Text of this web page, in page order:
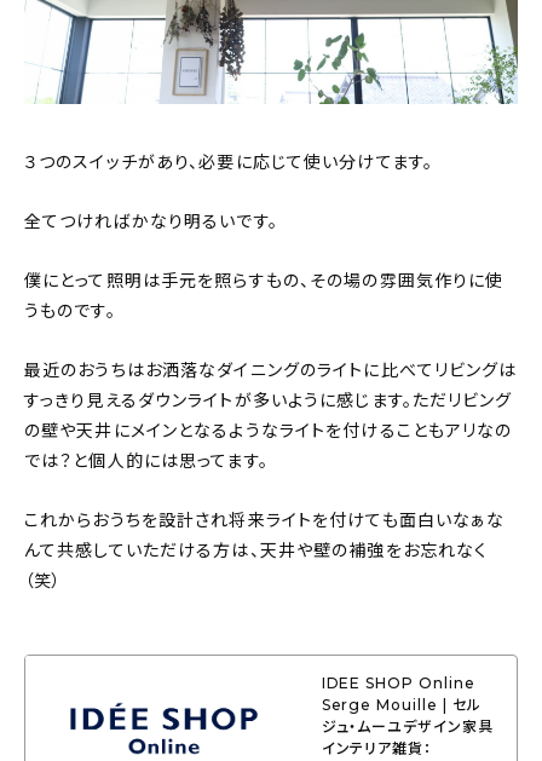
３つのスイッチがあり、必要に応じて使い分けてます。
全てつければかなり明るいです。
僕にとって照明は手元を照らすもの、その場の雰囲気作りに使
うものです。
最近のおうちはお洒落なダイニングのライトに比べてリビングは
すっきり見えるダウンライトが多いように感じます。ただリビング
の壁や天井にメインとなるようなライトを付けることもアリなの
では？と個人的には思ってます。
これからおうちを設計され将来ライトを付けても面白いなぁな
んて共感していただける方は、天井や壁の補強をお忘れなく
（笑）
IDEE SHOP Online
Serge Mouille | セル
ジュ・ムーユデザイン家具
インテリア雑貨：